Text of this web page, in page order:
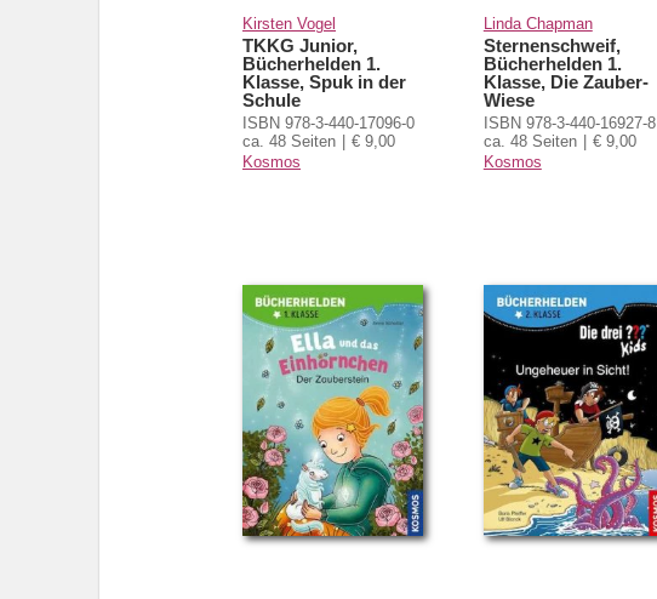
Kirsten Vogel
TKKG Junior,
Bücherhelden 1.
Klasse, Spuk in der
Schule
ISBN 978-3-440-17096-0
ca. 48 Seiten
€ 9,00
Kosmos
Linda Chapman
Sternenschweif,
Bücherhelden 1.
Klasse, Die Zauber-
Wiese
ISBN 978-3-440-16927-8
ca. 48 Seiten
€ 9,00
Kosmos